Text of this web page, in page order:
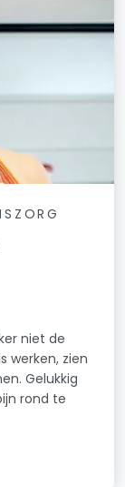
niet de
werken, zien
Gelukkig
rond te